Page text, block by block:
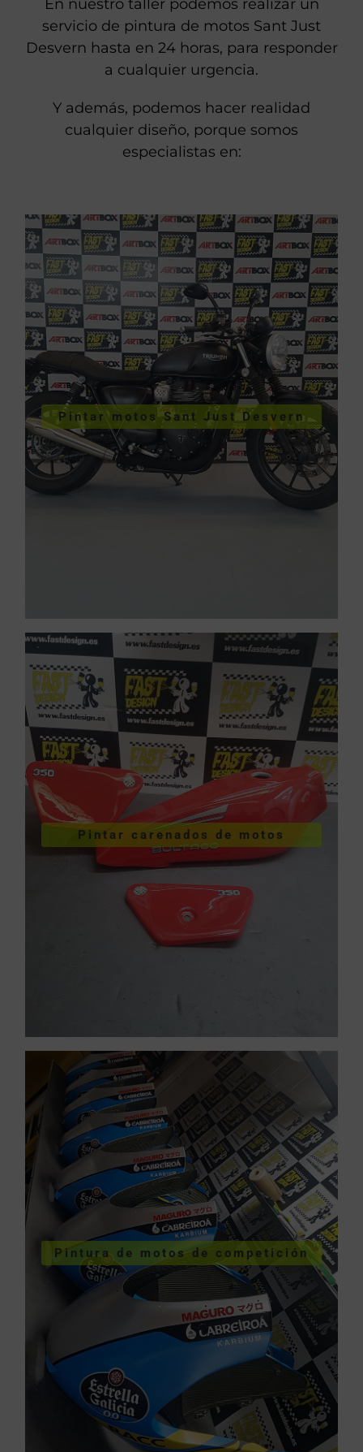
En nuestro taller podemos realizar un
servicio de pintura de motos Sant Just
Desvern hasta en 24 horas, para responder
a cualquier urgencia.
Y además, podemos hacer realidad
cualquier diseño, porque somos
especialistas en:
Pintar motos Sant Just Desvern
Pintar motos Sant Just
Desvern
VER PINTURA DE MOTOS
Pintar carenados de motos
Pintar carenados de
motos
VER PINTURA DE CARENADOS
Pintura de motos de competición
Pintura de motos de
competición
VER SERVICIOS URGENTES